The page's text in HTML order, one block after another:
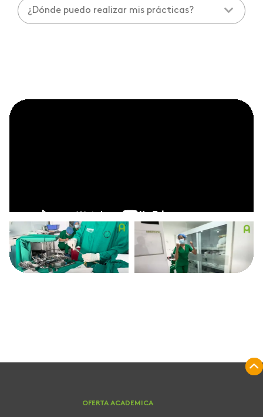
¿Dónde puedo realizar mis prácticas?
OFERTA ACADEMICA